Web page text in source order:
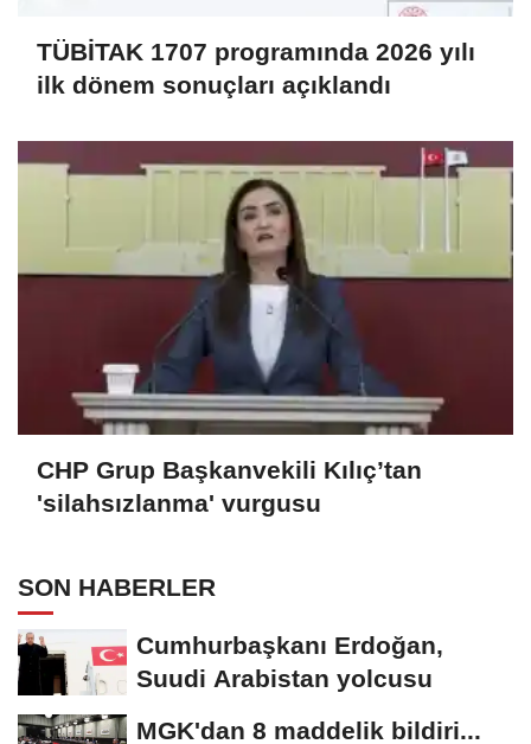
TÜBİTAK 1707 programında 2026 yılı
ilk dönem sonuçları açıklandı
CHP Grup Başkanvekili Kılıç’tan
'silahsızlanma' vurgusu
SON HABERLER
Cumhurbaşkanı Erdoğan,
Suudi Arabistan yolcusu
MGK'dan 8 maddelik bildiri...